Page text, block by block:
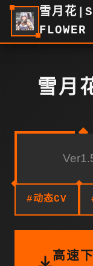
雪月花
FLOWER
雪月
#动态CV
高速